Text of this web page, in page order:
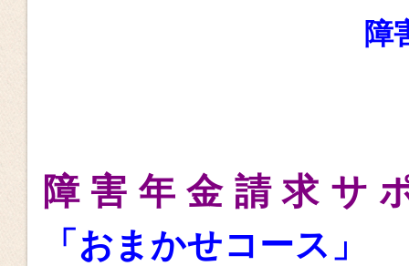
障
障 害 年 金 請 求 サ
「おまかせコース」